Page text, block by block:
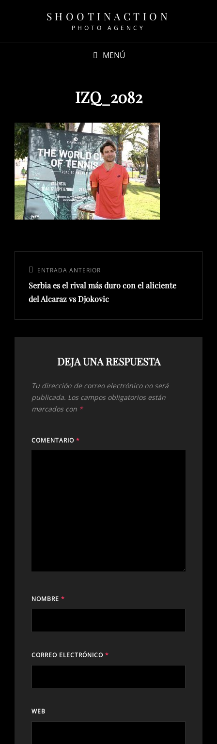
SHOOTINACTION
PHOTO AGENCY
MENÚ
IZQ_2082
entradas
Entrada
anterior:
ENTRADA ANTERIOR
Serbia es el rival más duro con el aliciente
del Alcaraz vs Djokovic
DEJA UNA RESPUESTA
Tu dirección de correo electrónico no será
publicada. Los campos obligatorios están
marcados con *
COMENTARIO *
NOMBRE *
CORREO ELECTRÓNICO *
WEB